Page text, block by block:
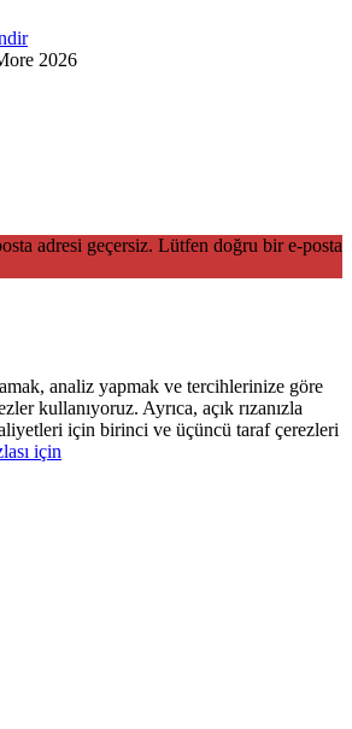
2026
adresi geçersiz. Lütfen doğru bir e-posta
analiz yapmak ve tercihlerinize göre
kullanıyoruz. Ayrıca, açık rızanızla
için birinci ve üçüncü taraf çerezleri
için